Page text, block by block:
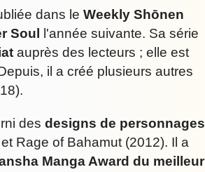
dans le Weekly Shōnen
Soul
l'année suivante. Sa série
auprès des lecteurs ; elle est
il a créé plusieurs autres
des designs de personnages
Rage of Bahamut (2012). Il a
Manga Award du meilleur